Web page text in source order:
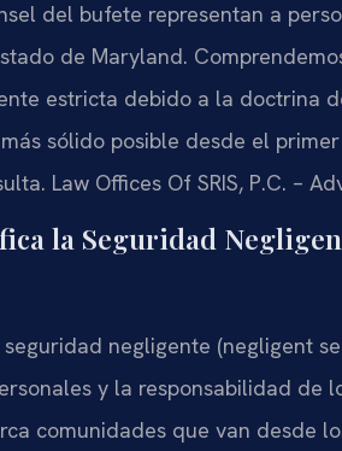
del bufete representan a
de Maryland.
estricta debido a la doctrina
sólido posible desde el
Law Offices Of SRIS, P.C. –
la Seguridad
seguridad negligente (negligent
y la responsabilidad de
comunidades que van desde